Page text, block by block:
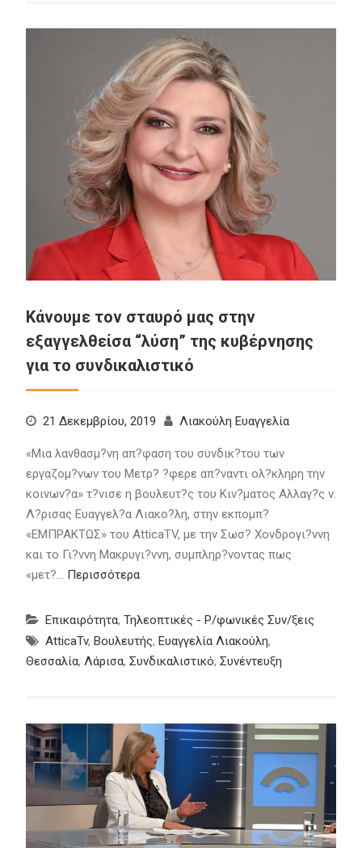
Κάνουμε τον σταυρό μας στην
εξαγγελθείσα “λύση” της κυβέρνησης
για το συνδικαλιστικό
21 Δεκεμβρίου, 2019 Λιακούλη Ευαγγελία
«Μια λανθασμ?νη απ?φαση του συνδικ?του των
εργαζομ?νων του Μετρ? ?φερε απ?ναντι ολ?κληρη την
κοινων?α» τ?νισε η βουλευτ?ς του Κιν?ματος Αλλαγ?ς ν.
Λ?ρισας Ευαγγελ?α Λιακο?λη, στην εκπομπ?
«ΕΜΠΡΑΚΤΩΣ» του AtticaTV, με την Σωσ? Χονδρογι?ννη
και το Γι?ννη Μακρυγι?ννη, συμπληρ?νοντας πως
«μετ?… Περισσότερα
Επικαιρότητα, Τηλεοπτικές - Ρ/φωνικές Συν/ξεις
AtticaTv, Βουλευτής, Ευαγγελία Λιακούλη,
Θεσσαλία, Λάρισα, Συνδικαλιστικό, Συνέντευξη